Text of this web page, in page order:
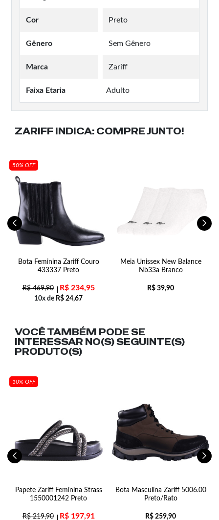
Cor Preto
Gênero Sem Gênero
Marca Zariff
Faixa Etaria Adulto
ZARIFF INDICA: COMPRE JUNTO!
50% OFF
Bota Feminina Zariff Couro
433337 Preto
R$469,90 R$234,95
10x de R$ 24,67
Meia Unissex New Balance
Nb33a Branco
R$ 39,90
VOCÊ TAMBÉM PODE SE
INTERESSAR NO(S) SEGUINTE(S)
PRODUTO(S)
10% OFF
Papete Zariff Feminina Strass
1550001242 Preto
R$219,90 R$197,91
Bota Masculina Zariff 5006.00
Preto/Rato
R$ 259,90